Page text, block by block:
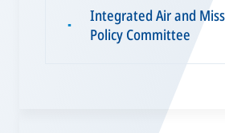
▪
Integrated Air and
Policy Committee